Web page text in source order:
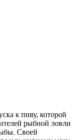
к пиву, которой
рыбной ловли
Своей